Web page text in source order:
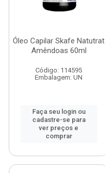
Óleo Capilar Skafe Natutrat
Amêndoas 60ml
Código: 114595
Embalagem: UN
Faça seu login ou
cadastre-se para
ver preços e
comprar